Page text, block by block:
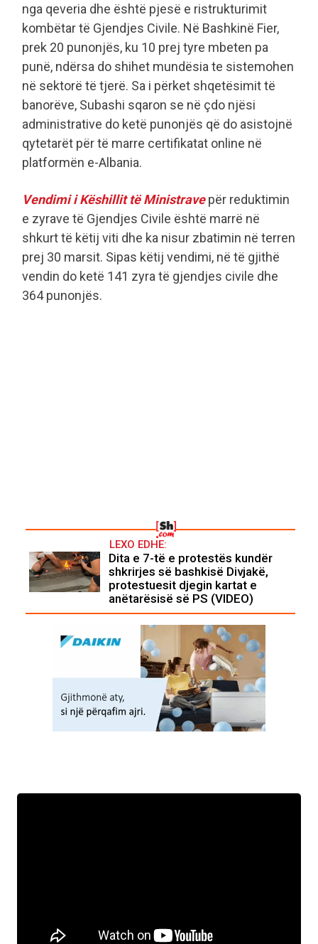
nga qeveria dhe është pjesë e ristrukturimit
kombëtar të Gjendjes Civile. Në Bashkinë Fier,
prek 20 punonjës, ku 10 prej tyre mbeten pa
punë, ndërsa do shihet mundësia te sistemohen
në sektorë të tjerë. Sa i përket shqetësimit të
banorëve, Subashi sqaron se në çdo njësi
administrative do ketë punonjës që do asistojnë
qytetarët për të marre certifikatat online në
platformën e-Albania.
Vendimi i Këshillit të Ministravepër reduktimin
e zyrave të Gjendjes Civile është marrë në
shkurt të këtij viti dhe ka nisur zbatimin në terren
prej 30 marsit. Sipas këtij vendimi, në të gjithë
vendin do ketë 141 zyra të gjendjes civile dhe
364 punonjës.
LEXO EDHE:
Dita e 7-të e protestës kundër
shkrirjes së bashkisë Divjakë,
protestuesit djegin kartat e
anëtarësisë së PS (VIDEO)